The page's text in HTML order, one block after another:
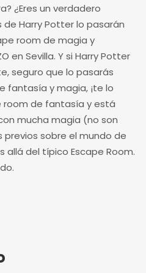
¿Eres un verdadero
Harry Potter lo pasarán
room de magia y
en Sevilla. Y si Harry Potter
seguro que lo pasarás
fantasía y magia, ¡te lo
room de fantasía y está
mucha magia (no son
sobre el mundo de
allá del típico Escape Room.